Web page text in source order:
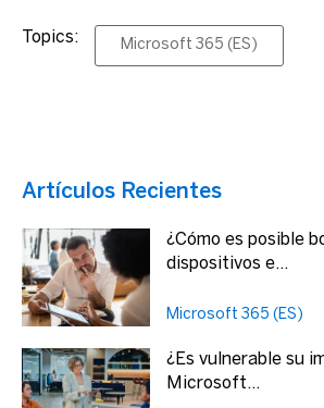
Topics: Microsoft 365 (ES)
Artículos Recientes
¿Cómo es posible
dispositivos e...
Microsoft 365 (ES)
¿Es vulnerable su
Microsoft...